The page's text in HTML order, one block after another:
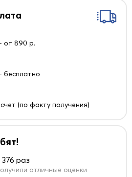
от 890 р.
бесплатно
(по факту получения)
раз
отличные оценки